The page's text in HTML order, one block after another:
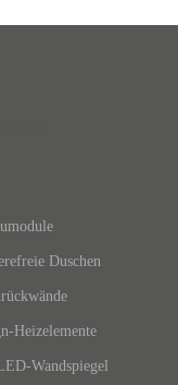
Duschen
Heizelemente
Wandspiegel